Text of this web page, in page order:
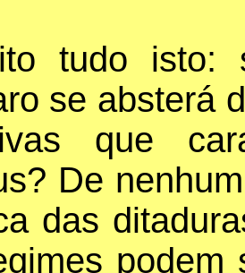
tudo isto:
se absterá
que
De
das